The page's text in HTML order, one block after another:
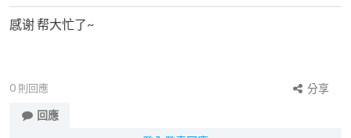
感谢 帮大忙了~
0 則回應
分享
回應